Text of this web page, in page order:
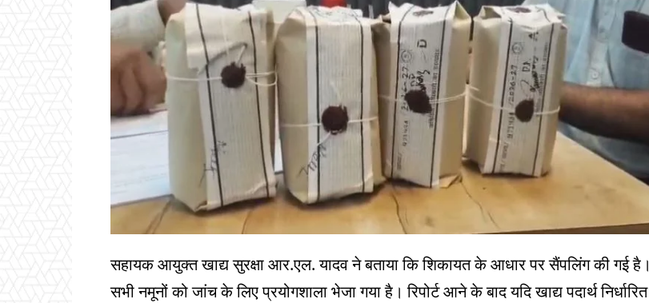
सहायक आयुक्त खाद्य सुरक्षा आर.एल. यादव ने बताया कि शिकायत के आधार पर सैंपलिंग की गई है।
सभी नमूनों को जांच के लिए प्रयोगशाला भेजा गया है। रिपोर्ट आने के बाद यदि खाद्य पदार्थ निर्धारित